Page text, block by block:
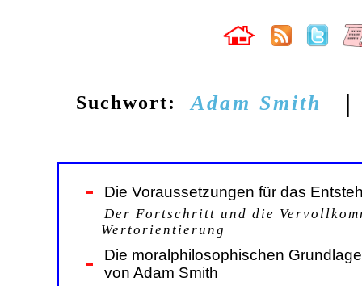
Suchwort: Adam Smith |
Die Voraussetzungen für das
Der Fortschritt und die
Wertorientierung
Die moralphilosophischen
von Adam Smith